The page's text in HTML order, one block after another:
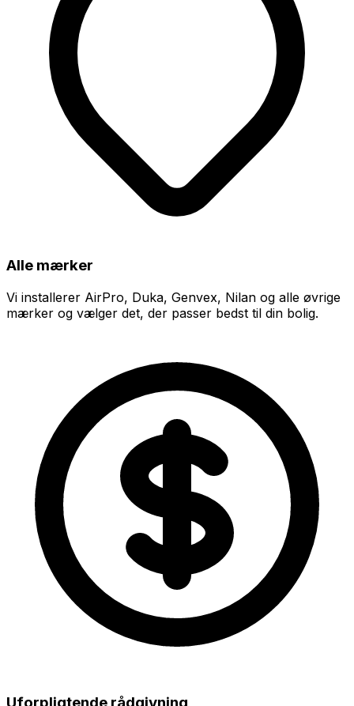
Alle mærker
Vi installerer AirPro, Duka, Genvex, Nilan og alle øvrige
mærker og vælger det, der passer bedst til din bolig.
Uforpligtende rådgivning